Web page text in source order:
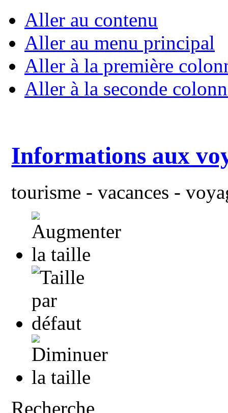
Aller au contenu
Aller au menu principal
Aller à la première
Aller à la seconde
Informations aux
tourisme - vacances -
Recherche